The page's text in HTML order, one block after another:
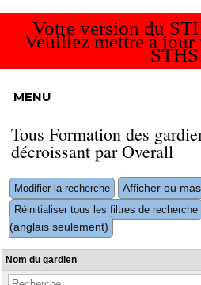
Votre version du
Veuillez mettre à
MENU
Tous Formation des
décroissant par Overall
Modifier la recherche Afficher ou
Réinitialiser tous les filtres de recherche
(anglais seulement)
Nom du gardien